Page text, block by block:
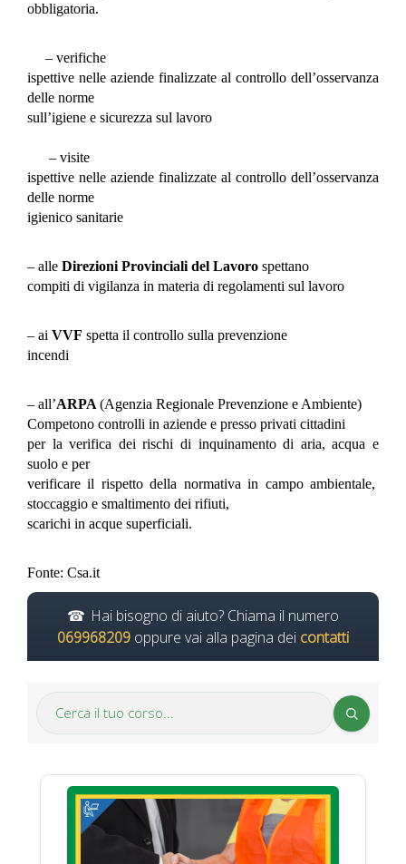
obbligatoria.
– verifiche
ispettive nelle aziende finalizzate al controllo dell’osservanza
delle norme
sull’igiene e sicurezza sul lavoro
– visite
ispettive nelle aziende finalizzate al controllo dell’osservanza
delle norme
igienico sanitarie
– alle Direzioni Provinciali del Lavoro spettano
compiti di vigilanza in materia di regolamenti sul lavoro
– ai VVF spetta il controllo sulla prevenzione
incendi
– all’ARPA (Agenzia Regionale Prevenzione e Ambiente)
Competono controlli in aziende e presso privati cittadini
per la verifica dei rischi di inquinamento di aria, acqua e
suolo e per
verificare il rispetto della normativa in campo ambientale,
stoccaggio e smaltimento dei rifiuti,
scarichi in acque superficiali.
Fonte: Csa.it
Hai bisogno di aiuto? Chiama il numero
069968209 oppure vai alla pagina dei contatti